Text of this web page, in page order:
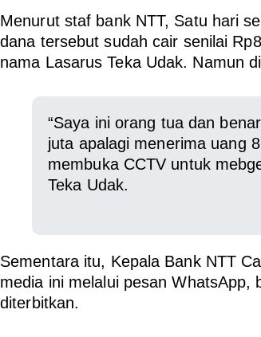
Menurut staf bank NTT, Satu hari
dana tersebut sudah cair senilai
nama Lasarus Teka Udak. Namun
“Saya ini orang tua dan
juta apalagi menerima uang
membuka CCTV untuk
Teka Udak.
Sementara itu, Kepala Bank NTT
media ini melalui pesan WhatsApp,
diterbitkan.